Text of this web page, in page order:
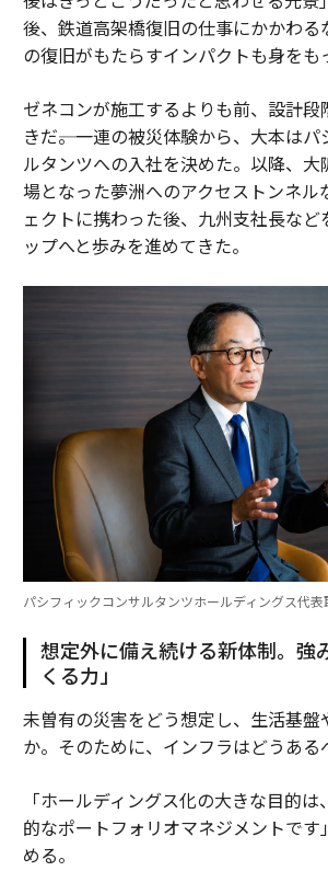
後、鉄道高架橋復旧の仕事にかかわる
の復旧がもたらすインパクトも身をも
ゼネコンが施工するよりも前、設計段
きだ――。一連の被災体験から、大本は
ルタンツへの入社を決めた。以降、
場となった夢洲へのアクセストンネル
ェクトに携わった後、九州支社長など
ップへと歩みを進めてきた。
パシフィックコンサルタンツホールディングス代表
想定外に備え続ける新体制。強
くる力」
未曽有の災害をどう想定し、生活基盤
か。そのために、インフラはどうある
「ホールディングス化の大きな目的
的なポートフォリオマネジメントです
める。